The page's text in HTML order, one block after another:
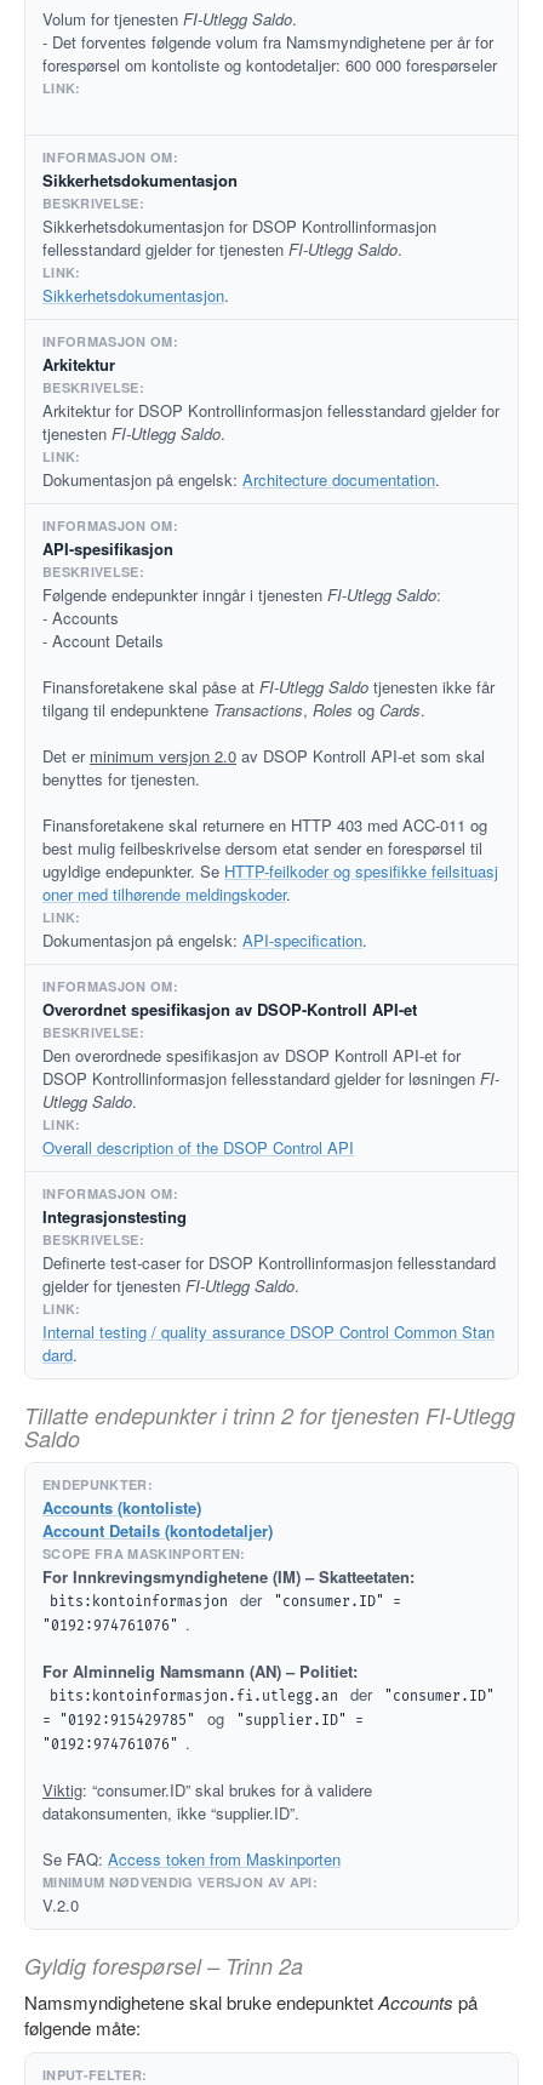
Volum for tjenesten FI-Utlegg Saldo.
- Det forventes følgende volum fra Namsmyndighetene per år for
forespørsel om kontoliste og kontodetaljer: 600 000 forespørseler
Sikkerhetsdokumentasjon
Sikkerhetsdokumentasjon for DSOP Kontrollinformasjon
fellesstandard gjelder for tjenesten FI-Utlegg Saldo.
Sikkerhetsdokumentasjon.
Arkitektur
Arkitektur for DSOP Kontrollinformasjon fellesstandard gjelder for
tjenesten FI-Utlegg Saldo.
Dokumentasjon på engelsk: Architecture documentation.
API-spesifikasjon
Følgende endepunkter inngår i tjenesten FI-Utlegg Saldo:
- Accounts
- Account Details
Finansforetakene skal påse at FI-Utlegg Saldo tjenesten ikke får
tilgang til endepunktene Transactions, Roles og Cards.
Det er minimum versjon 2.0 av DSOP Kontroll API-et som skal
benyttes for tjenesten.
Finansforetakene skal returnere en HTTP 403 med ACC-011 og
best mulig feilbeskrivelse dersom etat sender en forespørsel til
ugyldige endepunkter. Se HTTP-feilkoder og spesifikke feilsituasj
oner med tilhørende meldingskoder.
Dokumentasjon på engelsk: API-specification.
Overordnet spesifikasjon av DSOP-Kontroll API-et
Den overordnede spesifikasjon av DSOP Kontroll API-et for
DSOP Kontrollinformasjon fellesstandard gjelder for løsningen FI-
Utlegg Saldo.
Overall description of the DSOP Control API
Integrasjonstesting
Definerte test-caser for DSOP Kontrollinformasjon fellesstandard
gjelder for tjenesten FI-Utlegg Saldo.
Internal testing / quality assurance DSOP Control Common Stan
dard.
Tillatte endepunkter i trinn 2 for tjenesten FI-Utlegg
Saldo
Accounts (kontoliste)
Account Details (kontodetaljer)
For Innkrevingsmyndighetene (IM) – Skatteetaten:
bits:kontoinformasjon der
"consumer.ID" =
"0192:974761076"
.
For Alminnelig Namsmann (AN) – Politiet:
bits:kontoinformasjon.fi.utlegg.an der
"consumer.ID"
= "0192:915429785"
og
"supplier.ID" =
"0192:974761076"
.
Viktig: “consumer.ID” skal brukes for å validere
datakonsumenten, ikke “supplier.ID”.
Se FAQ: Access token from Maskinporten
V.2.0
Gyldig forespørsel – Trinn 2a
Namsmyndighetene skal bruke endepunktetAccounts på
følgende måte: